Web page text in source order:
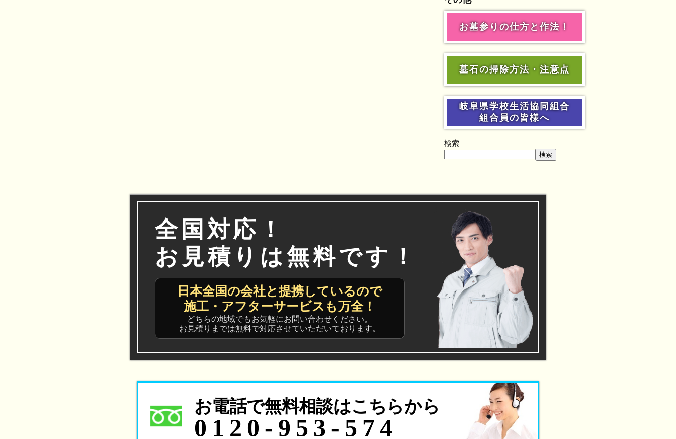
お墓参りの仕方と作法！
墓石の掃除方法・注意点
岐阜県学校生活協同組合
組合員の皆様へ
検索
検索
全国対応！
お見積りは無料です！
日本全国の会社と提携しているので
施工・アフターサービスも万全！
どちらの地域でもお気軽にお問い合わせください。
お見積りまでは無料で対応させていただいております。
お電話で無料相談はこちらから
0120-953-574